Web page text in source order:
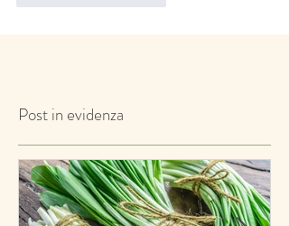
Post in evidenza